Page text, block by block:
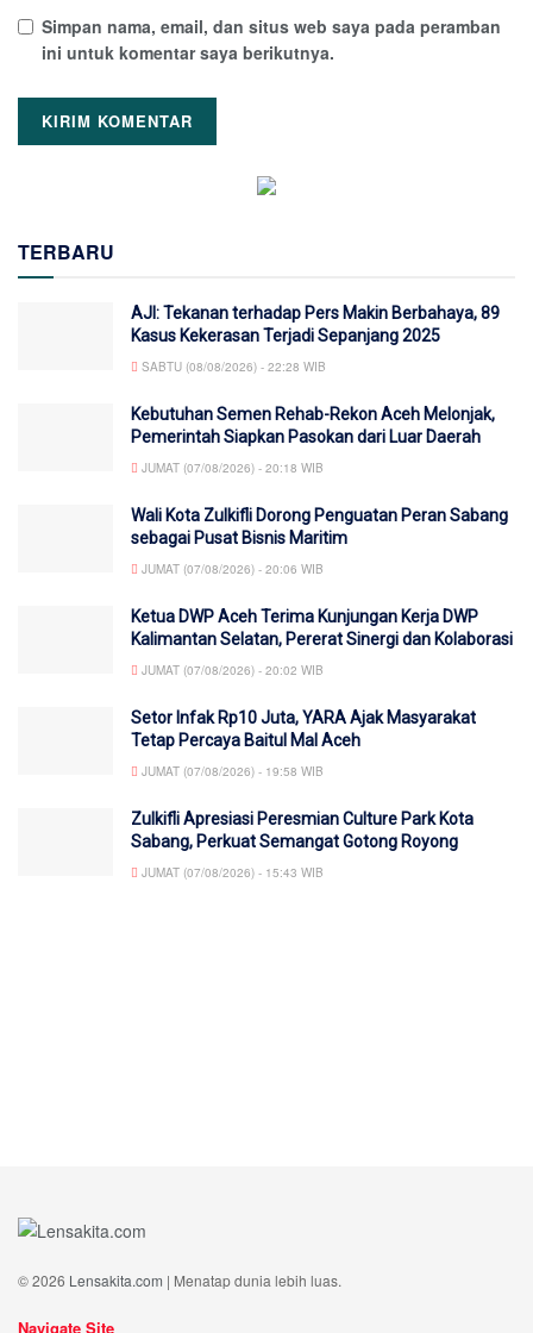
Simpan nama, email, dan situs web saya pada peramban
ini untuk komentar saya berikutnya.
TERBARU
AJI: Tekanan terhadap Pers Makin Berbahaya, 89
Kasus Kekerasan Terjadi Sepanjang 2025
SABTU (08/08/2026) - 22:28 WIB
Kebutuhan Semen Rehab-Rekon Aceh Melonjak,
Pemerintah Siapkan Pasokan dari Luar Daerah
JUMAT (07/08/2026) - 20:18 WIB
Wali Kota Zulkifli Dorong Penguatan Peran Sabang
sebagai Pusat Bisnis Maritim
JUMAT (07/08/2026) - 20:06 WIB
Ketua DWP Aceh Terima Kunjungan Kerja DWP
Kalimantan Selatan, Pererat Sinergi dan Kolaborasi
JUMAT (07/08/2026) - 20:02 WIB
Setor Infak Rp10 Juta, YARA Ajak Masyarakat
Tetap Percaya Baitul Mal Aceh
JUMAT (07/08/2026) - 19:58 WIB
Zulkifli Apresiasi Peresmian Culture Park Kota
Sabang, Perkuat Semangat Gotong Royong
JUMAT (07/08/2026) - 15:43 WIB
© 2026 Lensakita.com | Menatap dunia lebih luas.
Navigate Site